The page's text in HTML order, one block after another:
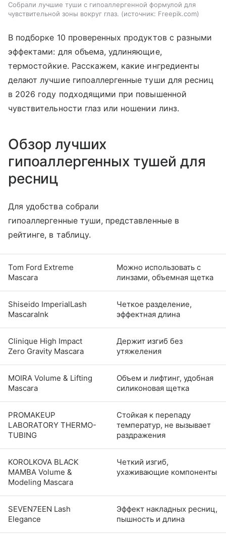
Собрали лучшие туши с гипоаллергенной формулой для
чувствительной зоны вокруг глаз.
источник: Freepik.com
В подборке 10 проверенных продуктов с разными
эффектами: для объема, удлиняющие,
термостойкие. Расскажем, какие ингредиенты
делают лучшие гипоаллергенные туши для ресниц
в 2026 году подходящими при повышенной
чувствительности глаз или ношении линз.
Обзор лучших
гипоаллергенных тушей для
ресниц
Для удобства собрали
гипоаллергенные туши, представленные в
рейтинге, в таблицу.
Tom Ford Extreme
Mascara
Можно использовать с
линзами, объемная щетка
Shiseido ImperialLash
MascaraInk
Четкое разделение,
эффектная длина
Clinique High Impact
Zero Gravity Mascara
Держит изгиб без
утяжеления
MOIRA Volume & Lifting
Mascara
Объем и лифтинг, удобная
силиконовая щетка
PROMAKEUP
LABORATORY THERMO-
TUBING
Стойкая к перепаду
температур, не вызывает
раздражения
KOROLKOVA BLACK
MAMBA Volume &
Modeling Mascara
Четкий изгиб,
ухаживающие компоненты
SEVEN7EEN Lash
Elegance
Эффект накладных ресниц,
пышность и длина